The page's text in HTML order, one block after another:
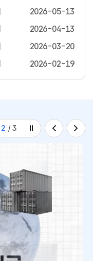
2026-05-13
2026-04-13
2026-03-20
2026-02-19
2 / 3